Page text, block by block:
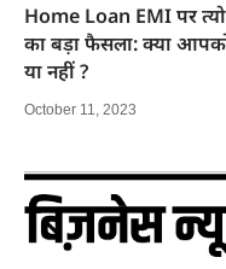
Home Loan EMI पर
का बड़ा फैसला: क्या
या नहीं ?
October 11, 2023